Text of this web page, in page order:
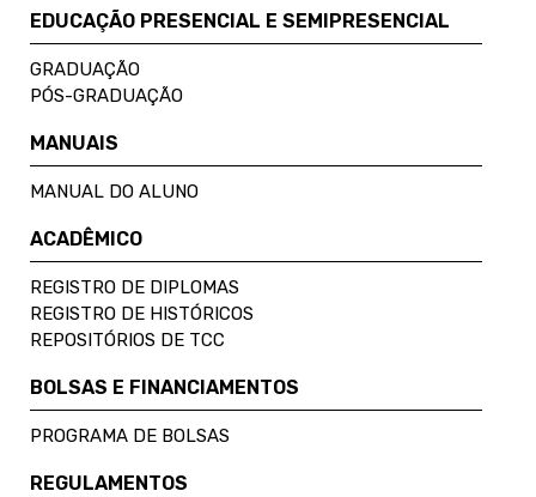
EDUCAÇÃO PRESENCIAL E SEMIPRESENCIAL
GRADUAÇÃO
PÓS-GRADUAÇÃO
MANUAIS
MANUAL DO ALUNO
ACADÊMICO
REGISTRO DE DIPLOMAS
REGISTRO DE HISTÓRICOS
REPOSITÓRIOS DE TCC
BOLSAS E FINANCIAMENTOS
PROGRAMA DE BOLSAS
REGULAMENTOS